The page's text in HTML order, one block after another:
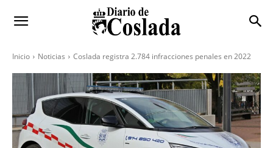
Inicio Noticias Coslada registra 2.784 infracciones penales en 2022